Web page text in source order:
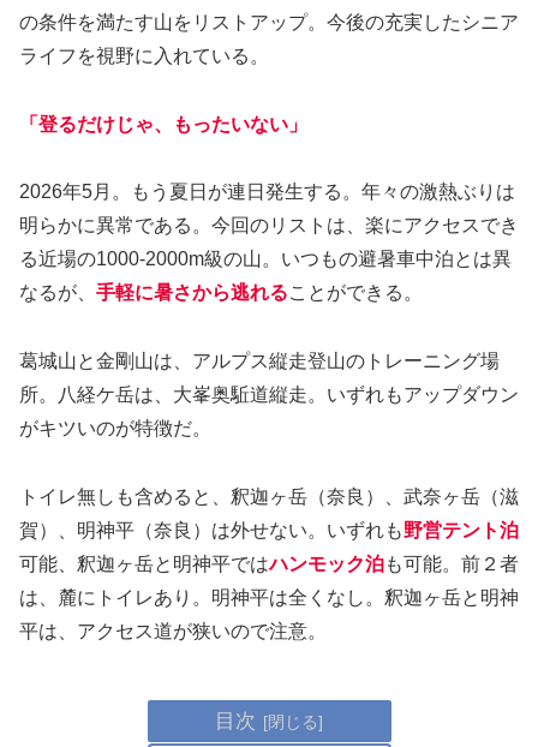
の条件を満たす山をリストアップ。今後の充実したシニア
ライフを視野に入れている。
「登るだけじゃ、もったいない」
2026年5月。もう夏日が連日発生する。年々の激熱ぶりは
明らかに異常である。今回のリストは、楽にアクセスでき
る近場の1000-2000m級の山。いつもの避暑車中泊とは異
なるが、 手軽に暑さから逃れることができる。
葛城山と金剛山は、アルプス縦走登山のトレーニング場
所。八経ケ岳は、大峯奥駈道縦走。いずれもアップダウン
がキツいのが特徴だ。
トイレ無しも含めると、釈迦ヶ岳（奈良）、武奈ヶ岳（滋
賀）、明神平（奈良）は外せない。いずれも野営テント泊
可能、釈迦ヶ岳と明神平ではハンモック泊も可能。前２者
は、麓にトイレあり。明神平は全くなし。釈迦ヶ岳と明神
平は、アクセス道が狭いので注意。
目次